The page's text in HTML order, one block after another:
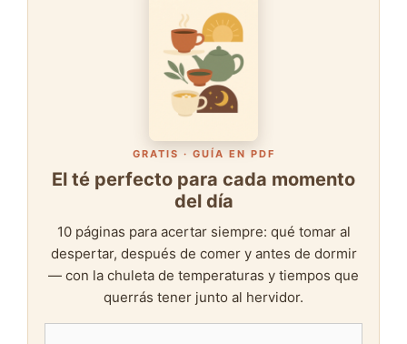
GRATIS · GUÍA EN PDF
El té perfecto para cada momento
del día
10 páginas para acertar siempre: qué tomar al
despertar, después de comer y antes de dormir
— con la chuleta de temperaturas y tiempos que
querrás tener junto al hervidor.